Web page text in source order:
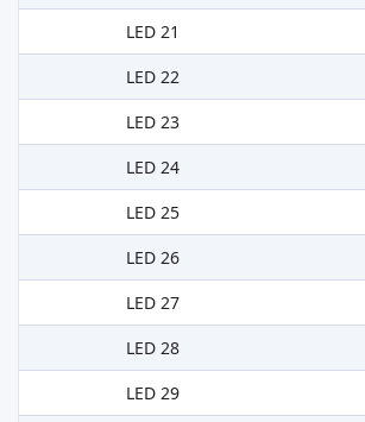
LED 21
LED 22
LED 23
LED 24
LED 25
LED 26
LED 27
LED 28
LED 29